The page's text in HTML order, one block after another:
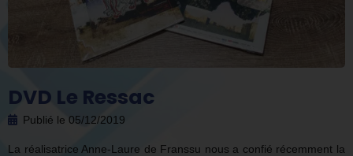
DVD Le Ressac
Publié le 05/12/2019
La réalisatrice Anne-Laure de Franssu nous a confié récemment la